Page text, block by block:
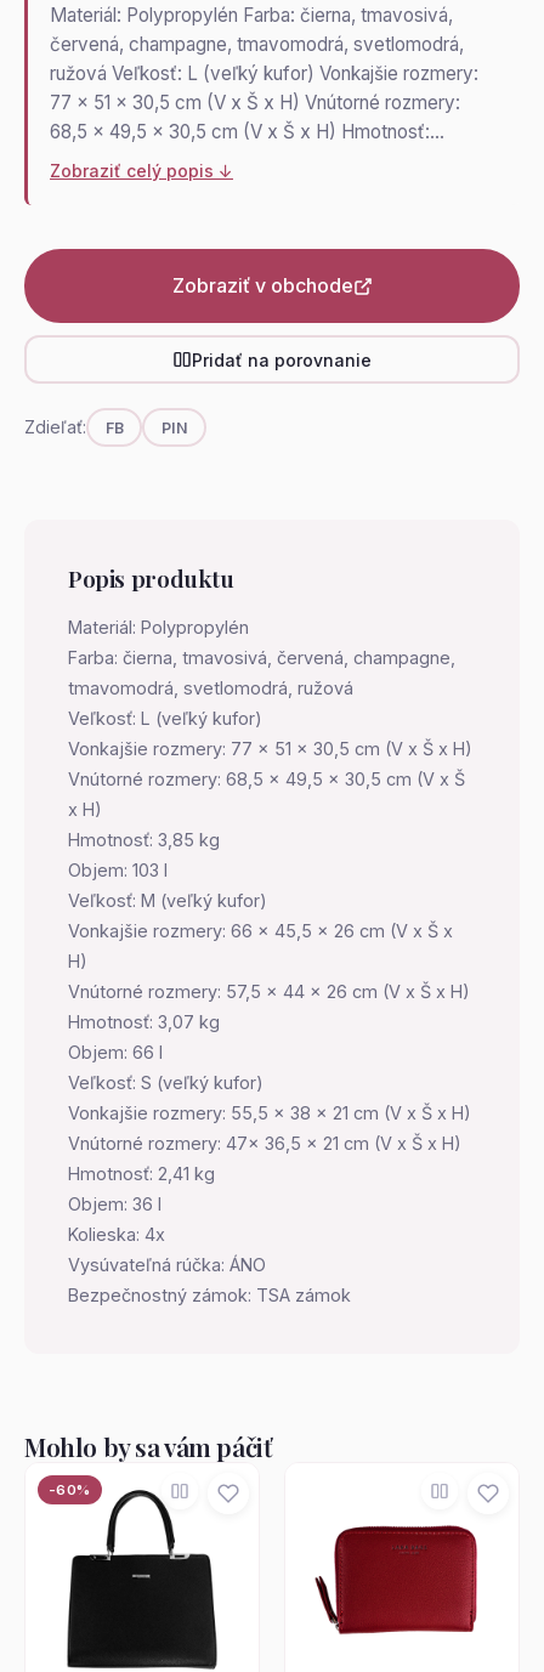
Materiál: Polypropylén Farba: čierna, tmavosivá,
červená, champagne, tmavomodrá, svetlomodrá,
ružová Veľkosť: L (veľký kufor) Vonkajšie rozmery:
77 x 51 x 30,5 cm (V x Š x H) Vnútorné rozmery:
68,5 x 49,5 x 30,5 cm (V x Š x H) Hmotnosť:…
Zobraziť celý popis ↓
Zobraziť v obchode
Pridať na porovnanie
Zdieľať: FB PIN
Popis produktu
Materiál: Polypropylén
Farba: čierna, tmavosivá, červená, champagne,
tmavomodrá, svetlomodrá, ružová
Veľkosť: L (veľký kufor)
Vonkajšie rozmery: 77 x 51 x 30,5 cm (V x Š x H)
Vnútorné rozmery: 68,5 x 49,5 x 30,5 cm (V x Š
x H)
Hmotnosť: 3,85 kg
Objem: 103 l
Veľkosť: M (veľký kufor)
Vonkajšie rozmery: 66 x 45,5 x 26 cm (V x Š x
H)
Vnútorné rozmery: 57,5 x 44 x 26 cm (V x Š x H)
Hmotnosť: 3,07 kg
Objem: 66 l
Veľkosť: S (veľký kufor)
Vonkajšie rozmery: 55,5 x 38 x 21 cm (V x Š x H)
Vnútorné rozmery: 47x 36,5 x 21 cm (V x Š x H)
Hmotnosť: 2,41 kg
Objem: 36 l
Kolieska: 4x
Vysúvateľná rúčka: ÁNO
Bezpečnostný zámok: TSA zámok
Mohlo by sa vám páčiť
-60%